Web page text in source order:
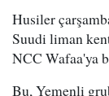
Husiler
Suudi liman
NCC Wafaa'ya
Bu, Yemenli